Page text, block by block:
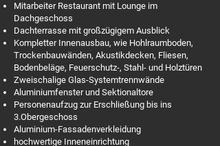
Mitarbeiter Restaurant mit Lounge im
Dachgeschoss
Dachterrasse mit großzügigem Ausblick
Kompletter Innenausbau, wie Hohlraumboden,
Trockenbauwänden, Akustikdecken, Fliesen,
Bodenbeläge, Feuerschutz-, Stahl- und Holztüren
Zweischalige Glas-Systemtrennwände
Aluminiumfenster und Sektionaltore
Personenaufzug zur Erschließung bis ins
3.Obergeschoss
Aluminium-Fassadenverkleidung
hochwertige Inneneinrichtung